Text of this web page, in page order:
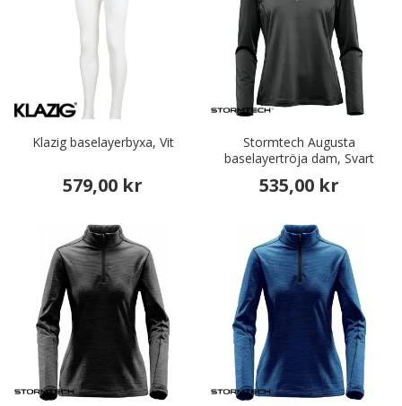
Klazig baselayerbyxa, Vit
579,00 kr
Stormtech Augusta
baselayertröja dam, Svart
535,00 kr